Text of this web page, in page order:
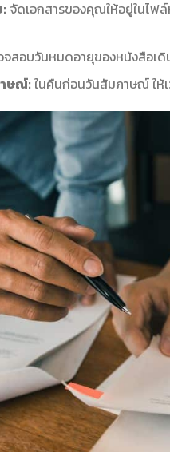
จัดเอกสารของคุณให้อยู่ในไฟล์
จสอบวันหมดอายุของหนังสือเดิ
ษณ์: ในคืนก่อนวันสัมภาษณ์ ให้